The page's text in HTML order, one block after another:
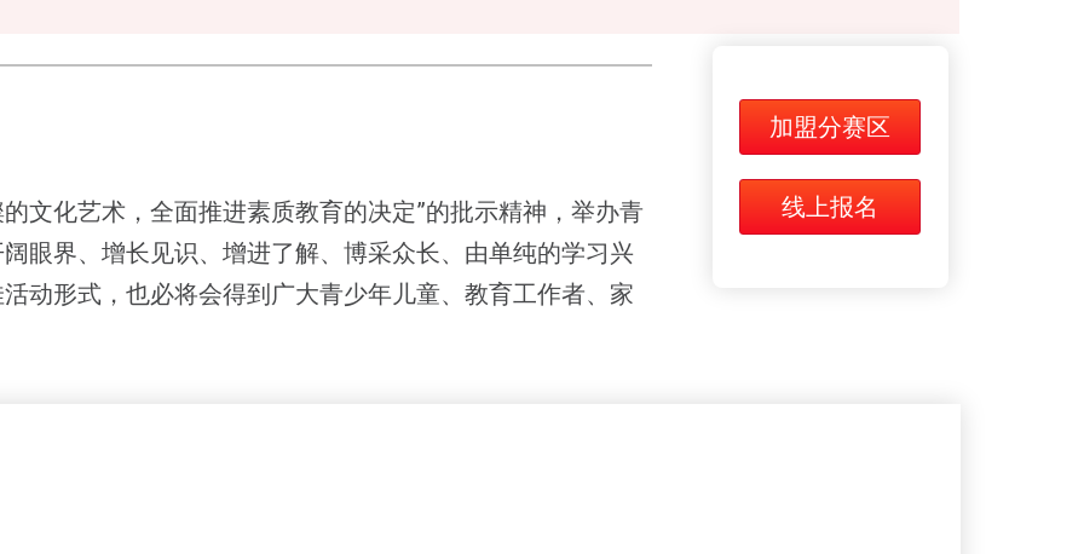
文化艺术，全面推进素质教育的决定”的批示精神，举办青
眼界、增长见识、增进了解、博采众长、由单纯的学习兴
动形式，也必将会得到广大青少年儿童、教育工作者、家
加盟分赛区
线上报名